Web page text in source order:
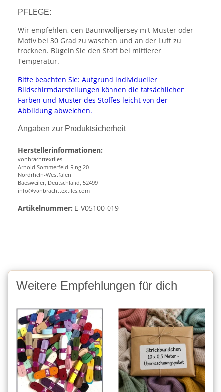
PFLEGE:
Wir empfehlen, den Baumwolljersey mit Muster oder
Motiv bei 30 Grad zu waschen und an der Luft zu
trocknen. Bügeln Sie den Stoff bei mittlerer
Temperatur.
Bitte beachten Sie: Aufgrund individueller
Bildschirmdarstellungen können die tatsächlichen
Farben und Muster des Stoffes leicht von der
Abbildung abweichen.
Angaben zur Produktsicherheit
Herstellerinformationen:
vonbrachttextiles
Arnold-Sommerfeld-Ring 20
Nordrhein-Westfalen
Baesweiler, Deutschland, 52499
info@vonbrachttextiles.com
Artikelnummer: E-V05100-019
Weitere Empfehlungen für dich